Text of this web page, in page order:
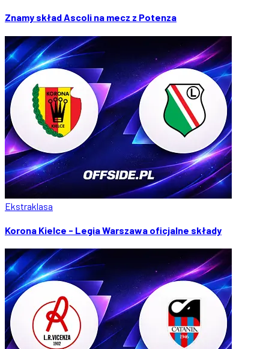
Znamy skład Ascoli na mecz z Potenza
Ekstraklasa
Korona Kielce - Legia Warszawa oficjalne składy